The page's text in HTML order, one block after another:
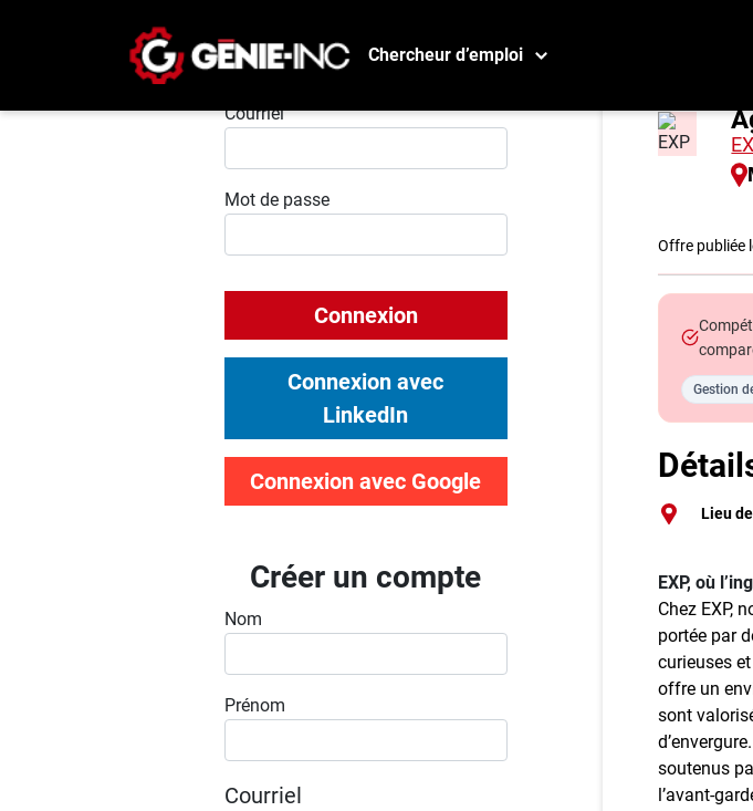
Chercheur d’emploi
Connexion
Courriel
Mot de passe
Connexion
Connexion avec
LinkedIn
Connexion avec Google
Créer un compte
Nom
Prénom
Courriel
Offre publiée
Gestion
Lieu
EXP, où
Chez EXP,
portée par
curieuses
offre un
sont
soutenus